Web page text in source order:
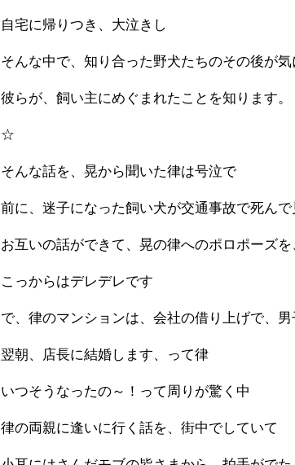
自宅に帰りつき、大泣きし
そんな中で、知り合った野犬たちのその後が
彼らが、飼い主にめぐまれたことを知ります。
☆
そんな話を、晃から聞いた律は号泣で
前に、迷子になった飼い犬が交通事故で死ん
お互いの話ができて、晃の律へのポロポーズ
こっからはデレデレです
で、律のマンションは、会社の借り上げで、
翌朝、店長に結婚します、って律
いつそうなったの～！って周りが驚く中
律の両親に逢いに行く話を、街中でしていて